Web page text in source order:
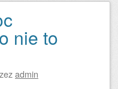
nie to
admin